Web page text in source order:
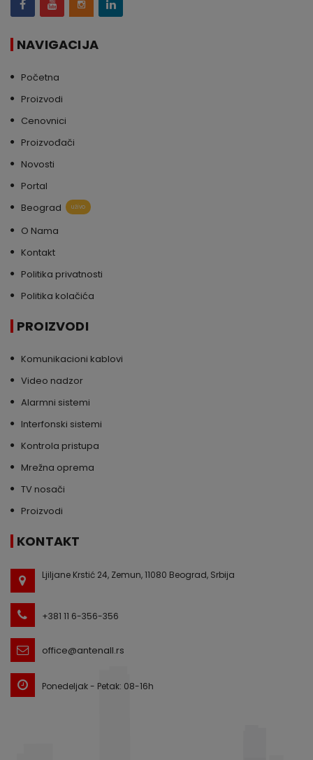
NAVIGACIJA
Početna
Proizvodi
Cenovnici
Proizvođači
Novosti
Portal
Beograd
uživo
O Nama
Kontakt
Politika privatnosti
Politika kolačića
PROIZVODI
Komunikacioni kablovi
Video nadzor
Alarmni sistemi
Interfonski sistemi
Kontrola pristupa
Mrežna oprema
TV nosači
Proizvodi
KONTAKT
Ljiljane Krstić 24, Zemun, 11080 Beograd, Srbija
+381 11 6-356-356
office@antenall.rs
Ponedeljak - Petak: 08-16h